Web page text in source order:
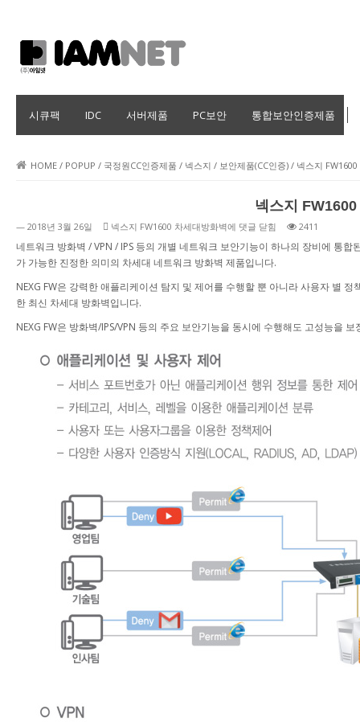
IT인프라 전문 아임넷
시큐팩 IDC 서버제품 PC보안 통합보안인증제품
HOME / POPUP / 국정원CC인증제품 / 넥스지 / 보안제품(CC인증) / 넥스지
넥스지
— 2018년 3월 26일 넥스지 FW1600 차세대방화벽에 댓글 닫힘 2411
네트워크 방화벽 / VPN / IPS 등의 개별 네트워크 보안기능이 하나의 장비에 통
가 가능한 진정한 의미의 차세대 네트워크 방화벽 제품입니다.
NEXG FW은 강력한 애플리케이션 탐지 및 제어를 수행할 뿐 아니라 사용자 별
한 최신 차세대 방화벽입니다.
NEXG FW은 방화벽/IPS/VPN 등의 주요 보안기능을 동시에 수행해도 고성능을